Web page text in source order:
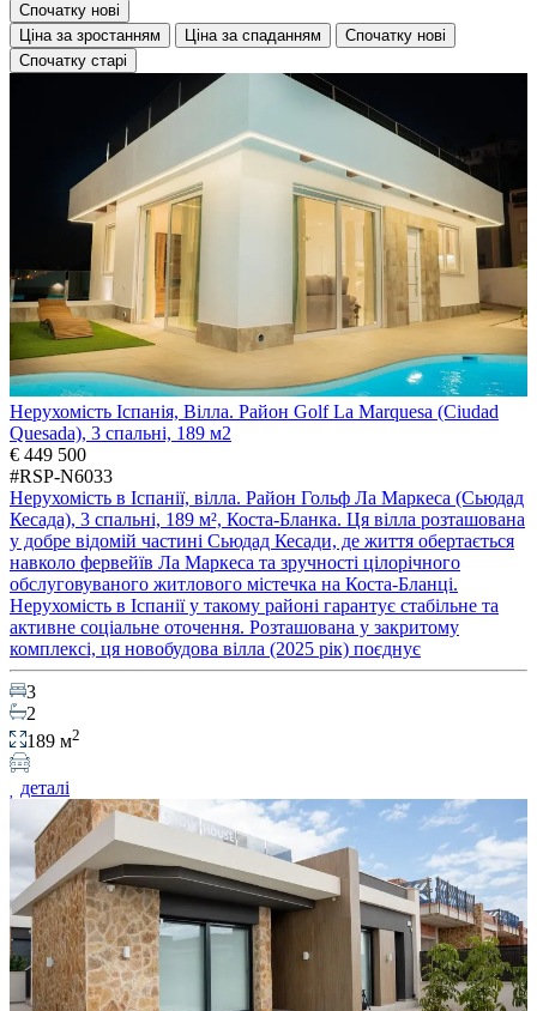
Спочатку нові
Ціна за зростанням
Ціна за спаданням
Спочатку нові
Спочатку старі
Нерухомість Іспанія, Вілла. Район Golf La Marquesa (Ciudad
Quesada), 3 спальні, 189 м2
€ 449 500
#RSP-N6033
Нерухомість в Іспанії, вілла. Район Гольф Ла Маркеса (Сьюдад
Кесада), 3 спальні, 189 м², Коста-Бланка. Ця вілла розташована
у добре відомій частині Сьюдад Кесади, де життя обертається
навколо фервейїв Ла Маркеса та зручності цілорічного
обслуговуваного житлового містечка на Коста-Бланці.
Нерухомість в Іспанії у такому районі гарантує стабільне та
активне соціальне оточення. Розташована у закритому
комплексі, ця новобудова вілла (2025 рік) поєднує
3
2
189 м2
деталі